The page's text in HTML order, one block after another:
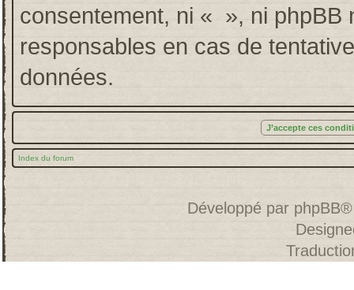
consentement, ni « », ni phpBB
responsables en cas de
données.
Index du forum
Développé par phpBB®